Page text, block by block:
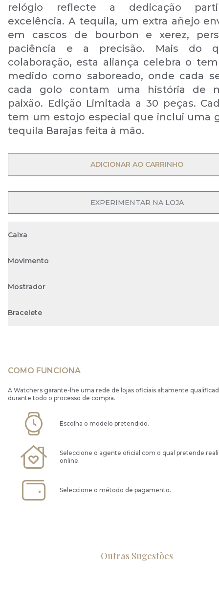
relógio reflecte a dedicação
excelência. A tequila, um extra añejo
em cascos de bourbon e xerez,
paciência e a precisão. Mais do
colaboração, esta aliança celebra o
medido como saboreado, onde cada
cada golo contam uma história de
paixão. Edição Limitada a 30 peças.
tem um estojo especial que inclui uma
tequila Barajas feita à mão.
OPEN MENU
ADICIONAR AO CARRINHO
EXPERIMENTAR NA LOJA
Caixa
Movimento
Mostrador
Bracelete
COMO FUNCIONA
A Watchers garante-lhe uma rede de lojas oficiais altamente
durante todo o processo de compra.
Escolha o modelo pretendido.
Seleccione o agente oficial com o qual pretende
online.
Seleccione o método de pagamento.
Outras Sugestões